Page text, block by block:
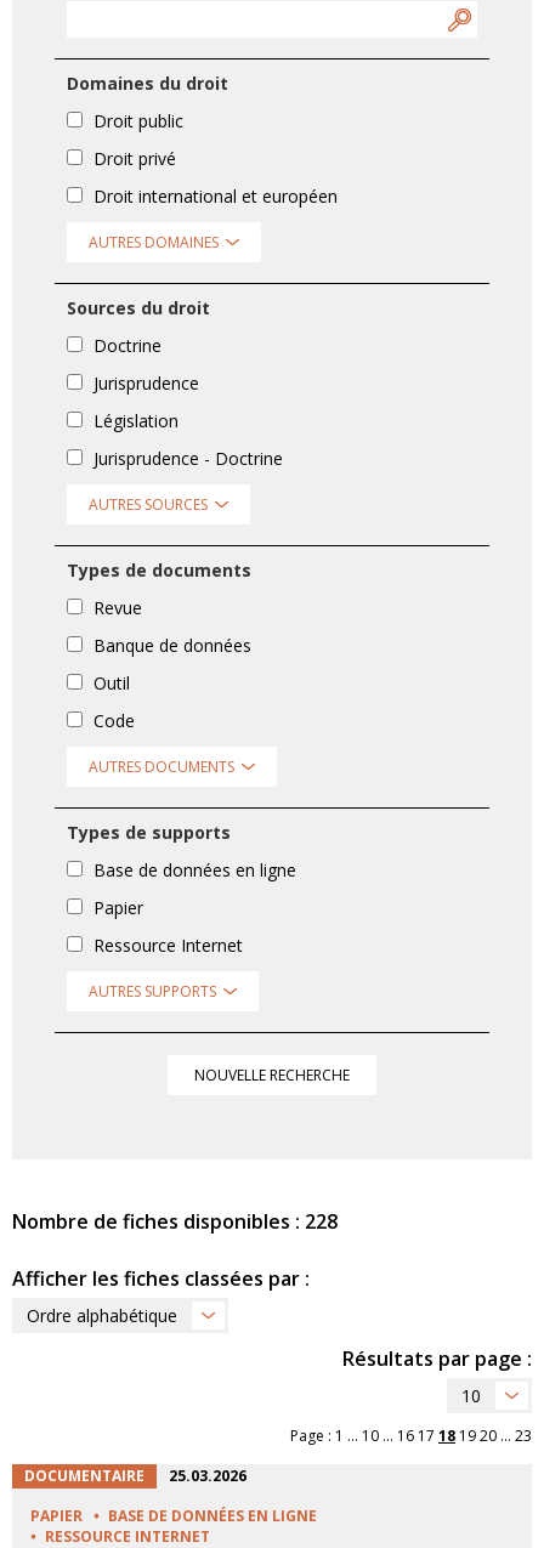
Domaines du droit
Droit public
Droit privé
Droit international et européen
AUTRES DOMAINES
Sources du droit
Doctrine
Jurisprudence
Législation
Jurisprudence - Doctrine
AUTRES SOURCES
Types de documents
Revue
Banque de données
Outil
Code
AUTRES DOCUMENTS
Types de supports
Base de données en ligne
Papier
Ressource Internet
AUTRES SUPPORTS
NOUVELLE RECHERCHE
Nombre de fiches disponibles : 228
Afficher les fiches classées par :
Ordre alphabétique
Résultats par page :
10
Page : 1 ... 10 ... 16 17 18 1920 ... 23
DOCUMENTAIRE
25.03.2026
PAPIER
BASE DE DONNÉES EN LIGNE
RESSOURCE INTERNET